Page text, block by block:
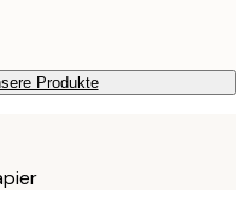
Produkte